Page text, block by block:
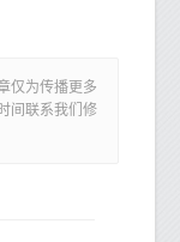
仅为传播更多
间联系我们修